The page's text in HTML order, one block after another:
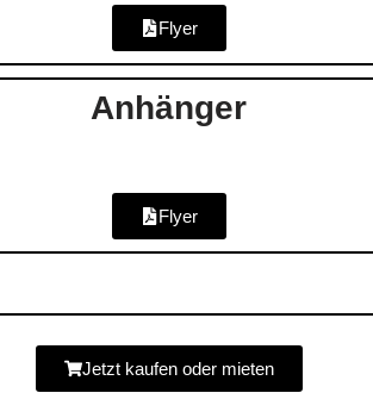
Flyer
Anhänger
Flyer
Jetzt kaufen oder mieten